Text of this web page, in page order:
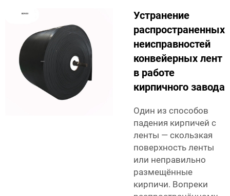
Устранение
распространенных
неисправностей
конвейерных лент
в работе
кирпичного завода
Один из способов
падения кирпичей с
ленты — скользкая
поверхность ленты
или неправильно
размещённые
кирпичи. Вопреки